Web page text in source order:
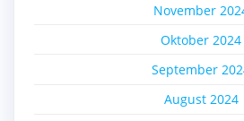
November
Oktober 2024
September
August 2024